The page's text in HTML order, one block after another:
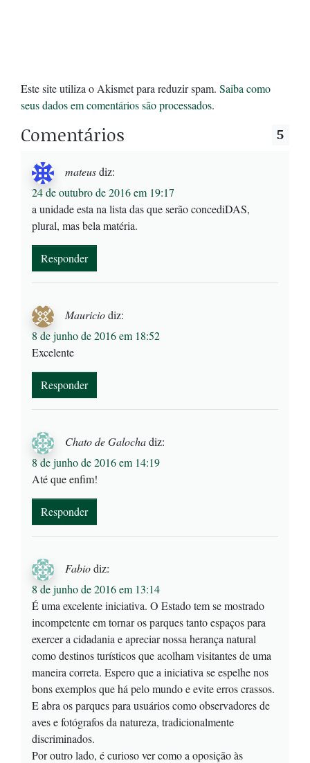
Este site utiliza o Akismet para reduzir spam. Saiba como
seus dados em comentários são processados.
Comentários 5
mateusdiz:
24 de outubro de 2016 em 19:17
a unidade esta na lista das que serão concediDAS,
plural, mas bela matéria.
Responder
Mauriciodiz:
8 de junho de 2016 em 18:52
Excelente
Responder
Chato de Galochadiz:
8 de junho de 2016 em 14:19
Até que enfim!
Responder
Fabiodiz:
8 de junho de 2016 em 13:14
É uma excelente iniciativa. O Estado tem se mostrado
incompetente em tornar os parques tanto espaços para
exercer a cidadania e apreciar nossa herança natural
como destinos turísticos que acolham visitantes de uma
maneira correta. Espero que a iniciativa se espelhe nos
bons exemplos que há pelo mundo e evite erros crassos.
E abra os parques para usuários como observadores de
aves e fotógrafos da natureza, tradicionalmente
discriminados.
Por outro lado, é curioso ver como a oposição às